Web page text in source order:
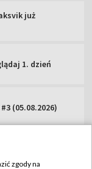
już
1. dzień
(05.08.2026)
zgody na